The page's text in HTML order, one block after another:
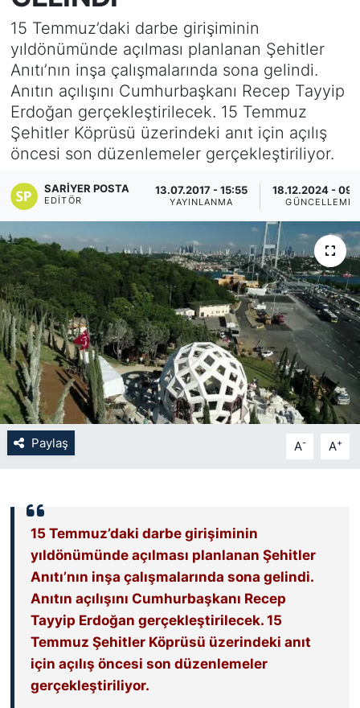
15 Temmuz’daki darbe girişiminin
yıldönümünde açılması planlanan Şehitler
Anıtı’nın inşa çalışmalarında sona gelindi.
Anıtın açılışını Cumhurbaşkanı Recep Tayyip
Erdoğan gerçekleştirilecek. 15 Temmuz
Şehitler Köprüsü üzerindeki anıt için açılış
öncesi son düzenlemeler gerçekleştiriliyor.
SARIYER POSTA
EDITÖR
13.07.2017 - 15:55
YAYINLANMA
18.12.2024 -
GÜNCELLEME
Paylaş A- A+
15 Temmuz’daki darbe girişiminin
yıldönümünde açılması planlanan Şehitler
Anıtı’nın inşa çalışmalarında sona gelindi.
Anıtın açılışını Cumhurbaşkanı Recep
Tayyip Erdoğan gerçekleştirilecek. 15
Temmuz Şehitler Köprüsü üzerindeki anıt
için açılış öncesi son düzenlemeler
gerçekleştiriliyor.
KÖŞE YAZILARI
KÖŞE YAZILARI (Arşiv)
KÜLTÜR SANAT
MAGAZİN
RÖPORTAJ
SAĞLIK
SARIYER HABERLERİ
SARIYER İMAR BARIŞI
SEKTÖR
SİYASET
SON DAKİKA HABERİ
TEKNOLOJİ
TÜRKİYE VE DÜNYA GÜNDEMİ
VİDEO GALERİ
YAŞAM